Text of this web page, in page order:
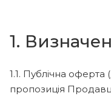
1.
1.1. Публічна оферта
пропозиція